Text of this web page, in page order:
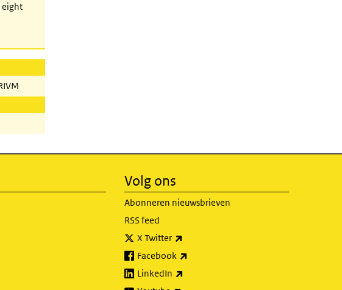
eight
Volg ons
Abonneren nieuwsbrieven
RSS feed
X Twitter
Facebook
LinkedIn